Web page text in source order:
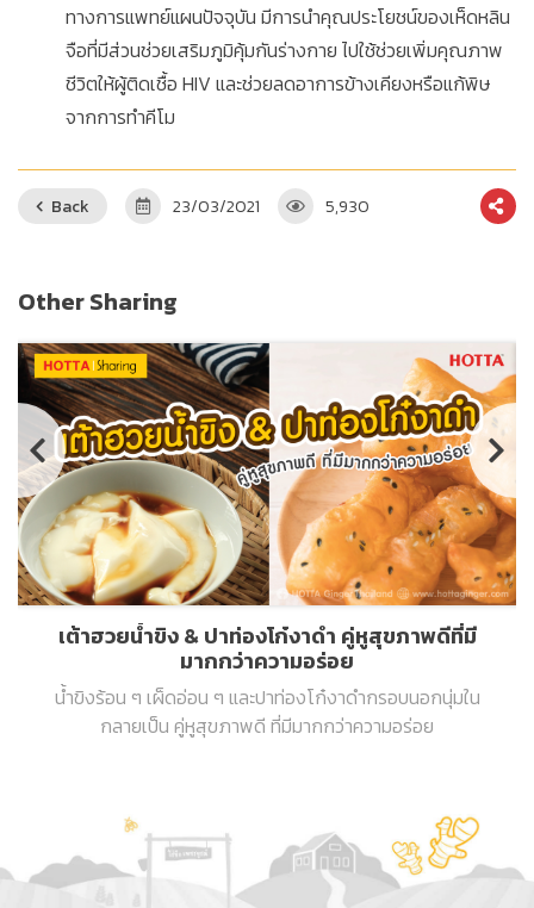
ทางการแพทย์แผนปัจจุบัน มีการนำคุณประโยชน์ของเห็ดหลิน
จือที่มีส่วนช่วยเสริมภูมิคุ้มกันร่างกาย ไปใช้ช่วยเพิ่มคุณภาพ
ชีวิตให้ผู้ติดเชื้อ HIV และช่วยลดอาการข้างเคียงหรือแก้พิษ
จากการทำคีโม
Back 23/03/2021 5,930
Other Sharing
เต้าฮวยน้ำขิง & ปาท่องโก๋งาดำ คู่หูสุขภาพดีที่มี
มากกว่าความอร่อย
น้ำขิงร้อน ๆ เผ็ดอ่อน ๆ และปาท่องโก๋งาดำกรอบนอกนุ่มใน
กลายเป็น คู่หูสุขภาพดี ที่มีมากกว่าความอร่อย